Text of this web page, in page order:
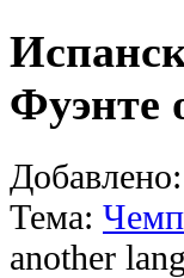
Фуэнте
Добавлено:
Тема:
another